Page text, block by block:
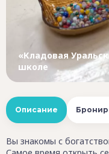
«Кладовая
школе
Описание
Вы знакомы с